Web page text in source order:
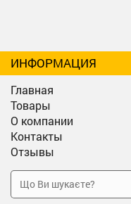
ИНФОРМАЦИЯ
Главная
Товары
О компании
Контакты
Отзывы